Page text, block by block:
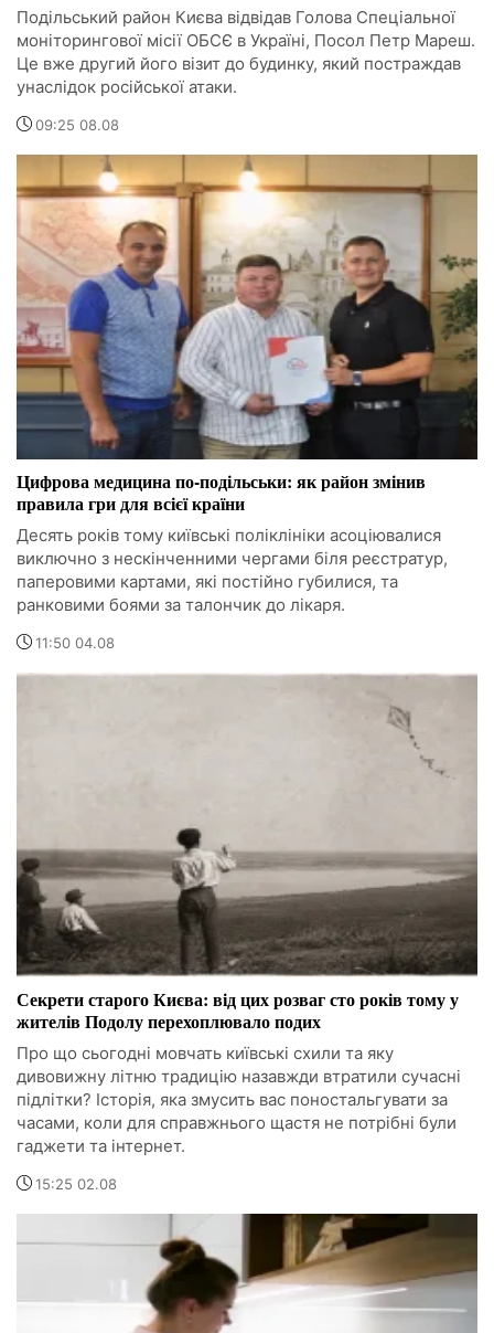
Подільський район Києва відвідав Голова Спеціальної
моніторингової місії ОБСЄ в Україні, Посол Петр Мареш.
Це вже другий його візит до будинку, який постраждав
унаслідок російської атаки.
09:25 08.08
Цифрова медицина по-подільськи: як район змінив
правила гри для всієї країни
Десять років тому київські поліклініки асоціювалися
виключно з нескінченними чергами біля реєстратур,
паперовими картами, які постійно губилися, та
ранковими боями за талончик до лікаря.
11:50 04.08
Секрети старого Києва: від цих розваг сто років тому у
жителів Подолу перехоплювало подих
Про що сьогодні мовчать київські схили та яку
дивовижну літню традицію назавжди втратили сучасні
підлітки? Історія, яка змусить вас поностальгувати за
часами, коли для справжнього щастя не потрібні були
гаджети та інтернет.
15:25 02.08